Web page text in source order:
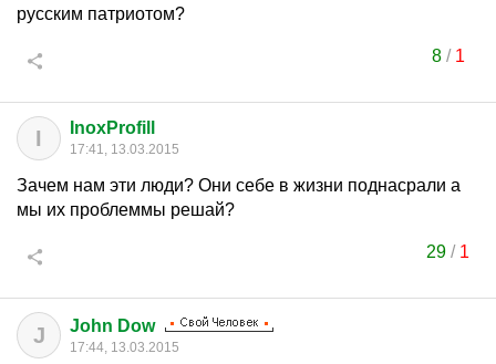
русским патриотом?
8/ 1
I InoxProfill
17:41, 13.03.2015
Зачем нам эти люди? Они себе в жизни поднасрали а
мы их проблеммы решай?
29 / 1
J John Dow
17:44, 13.03.2015